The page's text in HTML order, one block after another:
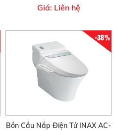
Giá: Liên hệ
-38%
Bồn Cầu Nắp Điện Tử INAX AC-